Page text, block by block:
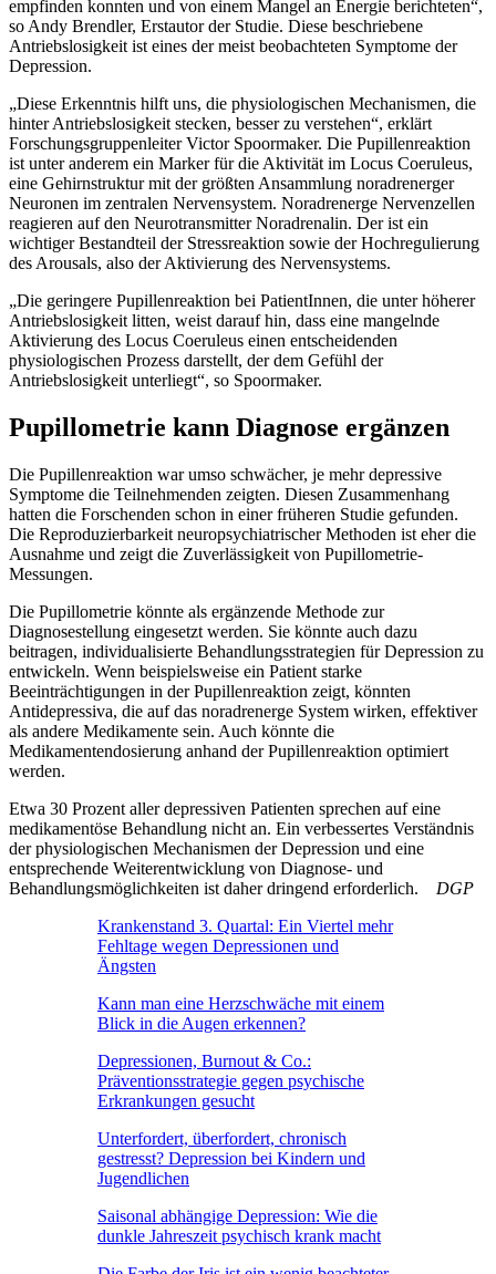
empfinden konnten und von einem Mangel an Energie berichteten“,
so Andy Brendler, Erstautor der Studie. Diese beschriebene
Antriebslosigkeit ist eines der meist beobachteten Symptome der
Depression.
„Diese Erkenntnis hilft uns, die physiologischen Mechanismen, die
hinter Antriebslosigkeit stecken, besser zu verstehen“, erklärt
Forschungsgruppenleiter Victor Spoormaker. Die Pupillenreaktion
ist unter anderem ein Marker für die Aktivität im Locus Coeruleus,
eine Gehirnstruktur mit der größten Ansammlung noradrenerger
Neuronen im zentralen Nervensystem. Noradrenerge Nervenzellen
reagieren auf den Neurotransmitter Noradrenalin. Der ist ein
wichtiger Bestandteil der Stressreaktion sowie der Hochregulierung
des Arousals, also der Aktivierung des Nervensystems.
„Die geringere Pupillenreaktion bei PatientInnen, die unter höherer
Antriebslosigkeit litten, weist darauf hin, dass eine mangelnde
Aktivierung des Locus Coeruleus einen entscheidenden
physiologischen Prozess darstellt, der dem Gefühl der
Antriebslosigkeit unterliegt“, so Spoormaker.
Pupillometrie kann Diagnose ergänzen
Die Pupillenreaktion war umso schwächer, je mehr depressive
Symptome die Teilnehmenden zeigten. Diesen Zusammenhang
hatten die Forschenden schon in einer früheren Studie gefunden.
Die Reproduzierbarkeit neuropsychiatrischer Methoden ist eher die
Ausnahme und zeigt die Zuverlässigkeit von Pupillometrie-
Messungen.
Die Pupillometrie könnte als ergänzende Methode zur
Diagnosestellung eingesetzt werden. Sie könnte auch dazu
beitragen, individualisierte Behandlungsstrategien für Depression zu
entwickeln. Wenn beispielsweise ein Patient starke
Beeinträchtigungen in der Pupillenreaktion zeigt, könnten
Antidepressiva, die auf das noradrenerge System wirken, effektiver
als andere Medikamente sein. Auch könnte die
Medikamentendosierung anhand der Pupillenreaktion optimiert
werden.
Etwa 30 Prozent aller depressiven Patienten sprechen auf eine
medikamentöse Behandlung nicht an. Ein verbessertes Verständnis
der physiologischen Mechanismen der Depression und eine
entsprechende Weiterentwicklung von Diagnose- und
Behandlungsmöglichkeiten ist daher dringend erforderlich. DGP
Krankenstand 3. Quartal: Ein Viertel mehr
Fehltage wegen Depressionen und
Ängsten
Kann man eine Herzschwäche mit einem
Blick in die Augen erkennen?
Depressionen, Burnout & Co.:
Präventionsstrategie gegen psychische
Erkrankungen gesucht
Unterfordert, überfordert, chronisch
gestresst? Depression bei Kindern und
Jugendlichen
Saisonal abhängige Depression: Wie die
dunkle Jahreszeit psychisch krank macht